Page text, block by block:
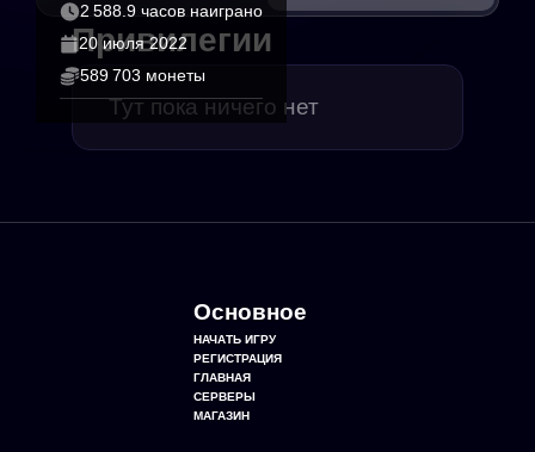
2 588.9 часов наиграно
20 июля 2022
589 703 монеты
Привилегии
Тут пока ничего нет
Основное
НАЧАТЬ ИГРУ
РЕГИСТРАЦИЯ
ГЛАВНАЯ
СЕРВЕРЫ
МАГАЗИН